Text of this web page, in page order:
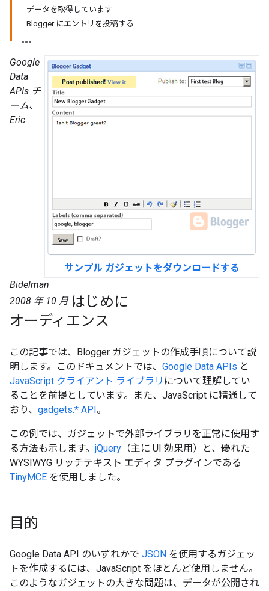
データを取得しています
Blogger にエントリを投稿する
サンプル ガジェットをダウンロードする
Google
Data
APIs チ
ーム、
Eric
Bidelman
2008 年 10 月 はじめに
オーディエンス
この記事では、Blogger ガジェットの作成手順について説
明します。このドキュメントでは、 Google Data APIs と
JavaScript クライアント ライブラリ について理解してい
ることを前提としています。また、JavaScript に精通して
おり、 gadgets.* API。
この例では、ガジェットで外部ライブラリを正常に使用す
る方法も示します。 jQuery （主に UI 効果用）と、優れた
WYSIWYG リッチテキスト エディタ プラグインである
TinyMCE を使用しました。
目的
Google Data API のいずれかで JSON を使用するガジェッ
トを作成するには、JavaScript をほとんど使用しません。
このようなガジェットの大きな問題は、データが公開され